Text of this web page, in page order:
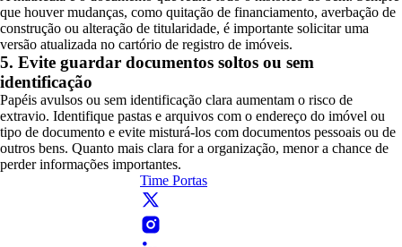
que houver mudanças, como quitação de financiamento, averbação de
construção ou alteração de titularidade, é importante solicitar uma
versão atualizada no cartório de registro de imóveis.
5. Evite guardar documentos soltos ou sem
identificação
Papéis avulsos ou sem identificação clara aumentam o risco de
extravio. Identifique pastas e arquivos com o endereço do imóvel ou
tipo de documento e evite misturá-los com documentos pessoais ou de
outros bens. Quanto mais clara for a organização, menor a chance de
perder informações importantes.
Time Portas